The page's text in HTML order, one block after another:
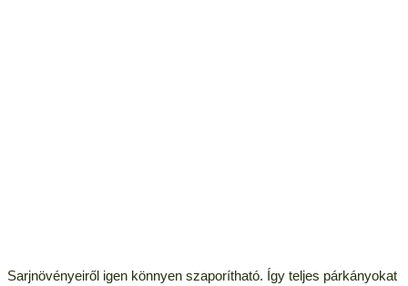
Sarjnövényeiről igen könnyen szaporítható. Így teljes párkányokat